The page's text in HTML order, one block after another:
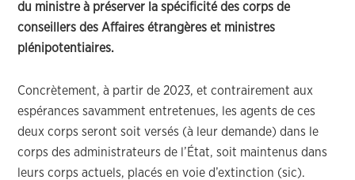
du ministre à préserver la spécificité des corps de
conseillers des Affaires étrangères et ministres
plénipotentiaires.
Concrètement, à partir de 2023, et contrairement aux
espérances savamment entretenues, les agents de ces
deux corps seront soit versés (à leur demande) dans le
corps des administrateurs de l’État, soit maintenus dans
leurs corps actuels, placés en voie d’extinction (sic).